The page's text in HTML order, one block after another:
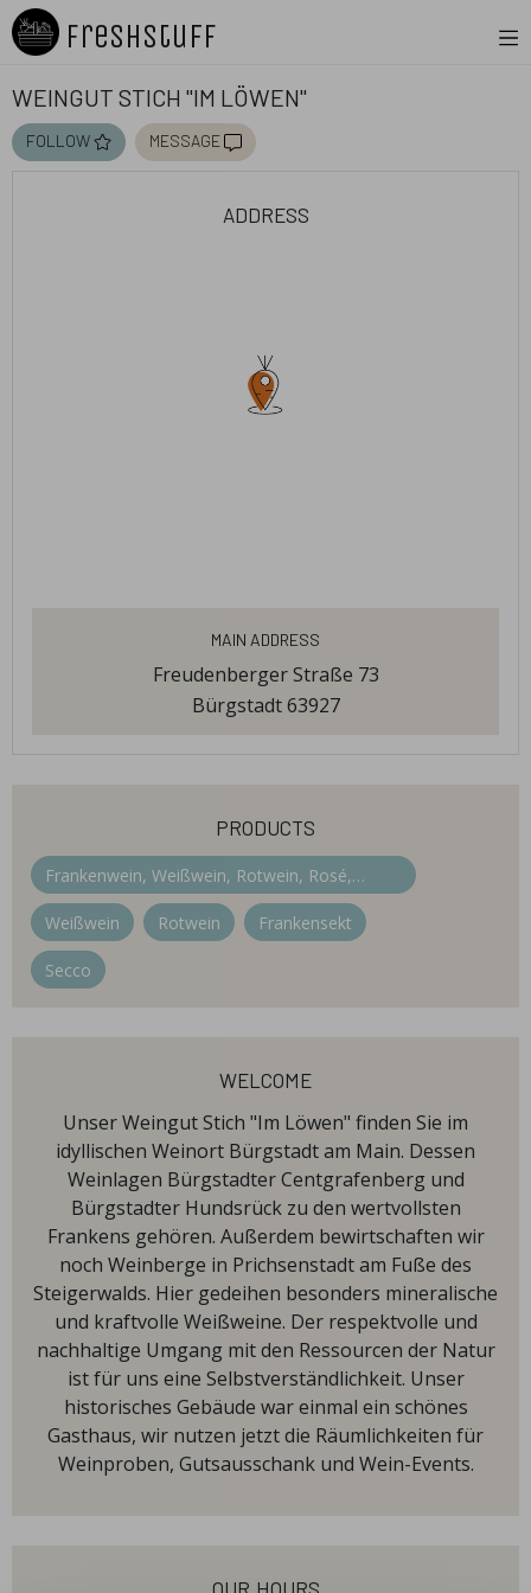
Freshstuff
Weingut Stich "Im Löwen"
follow message
address
Main Address
Freudenberger Straße 73
Bürgstadt 63927
products
Frankenwein, Weißwein, Rotwein, Rosé,
Secco, Sekt, alkoholfreier Secco, Traubensaft,
div. Traubengelees
Weißwein Rotwein Frankensekt
Secco
welcome
Unser Weingut Stich "Im Löwen" finden Sie im
idyllischen Weinort Bürgstadt am Main. Dessen
Weinlagen Bürgstadter Centgrafenberg und
Bürgstadter Hundsrück zu den wertvollsten
Frankens gehören. Außerdem bewirtschaften wir
noch Weinberge in Prichsenstadt am Fuße des
Steigerwalds. Hier gedeihen besonders mineralische
und kraftvolle Weißweine. Der respektvolle und
nachhaltige Umgang mit den Ressourcen der Natur
ist für uns eine Selbstverständlichkeit. Unser
historisches Gebäude war einmal ein schönes
Gasthaus, wir nutzen jetzt die Räumlichkeiten für
Weinproben, Gutsausschank und Wein-Events.
our hours